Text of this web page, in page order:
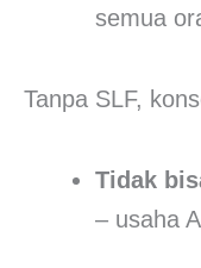
semua
Tanpa SLF,
Tidak
– usaha